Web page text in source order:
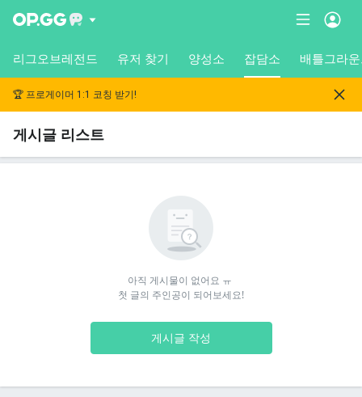
리그오브레전드 유저 찾기 양성소 잡담소 배틀그라
🏆 프로게이머 1:1 코칭 받기!
게시글 리스트
아직 게시물이 없어요 ㅠ
첫 글의 주인공이 되어보세요!
게시글 작성